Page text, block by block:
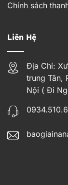
Chính sách
Liên Hệ
Địa Chỉ:
trung Tân,
Nội ( Đi